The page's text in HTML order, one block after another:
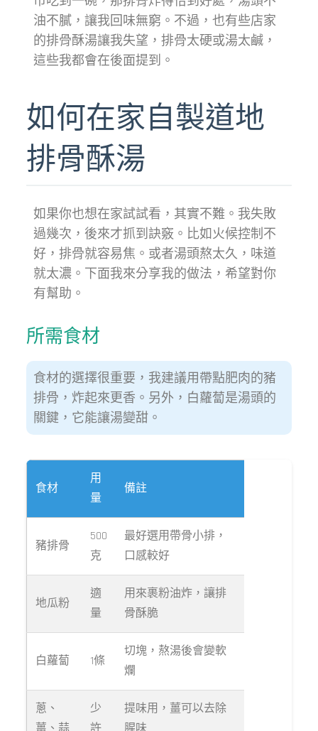
油不膩，讓我回味無窮。不過，也有些店家
的排骨酥湯讓我失望，排骨太硬或湯太鹹，
這些我都會在後面提到。
如何在家自製道地
排骨酥湯
如果你也想在家試試看，其實不難。我失敗
過幾次，後來才抓到訣竅。比如火候控制不
好，排骨就容易焦。或者湯頭熬太久，味道
就太濃。下面我來分享我的做法，希望對你
有幫助。
所需食材
食材的選擇很重要，我建議用帶點肥肉的豬
排骨，炸起來更香。另外，白蘿蔔是湯頭的
關鍵，它能讓湯變甜。
食材
用
量
備註
豬排骨
500
克
最好選用帶骨小排，
口感較好
地瓜粉
適
量
用來裹粉油炸，讓排
骨酥脆
白蘿蔔 1條
切塊，熬湯後會變軟
爛
蔥、
少
提味用，薑可以去除